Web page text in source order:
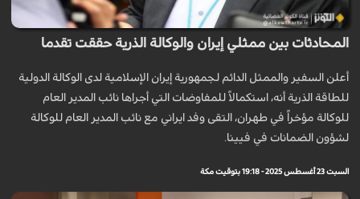
المحادثات بين ممثلي إيران والوكالة الذرية حققت تقدما
أعلن السفير والممثل الدائم لجمهورية إيران الإسلامية لدى الوكالة الدولية
للطاقة الذرية أنه، استكمالاً للمفاوضات التي أجراها نائب المدير العام
للوكالة مؤخراً في طهران، التقى وفد ايراني مع نائب المدير العام للوكالة
لشؤون الضمانات في فيينا.
السبت 23 أغسطس 2025 - 19:18 بتوقيت مكة